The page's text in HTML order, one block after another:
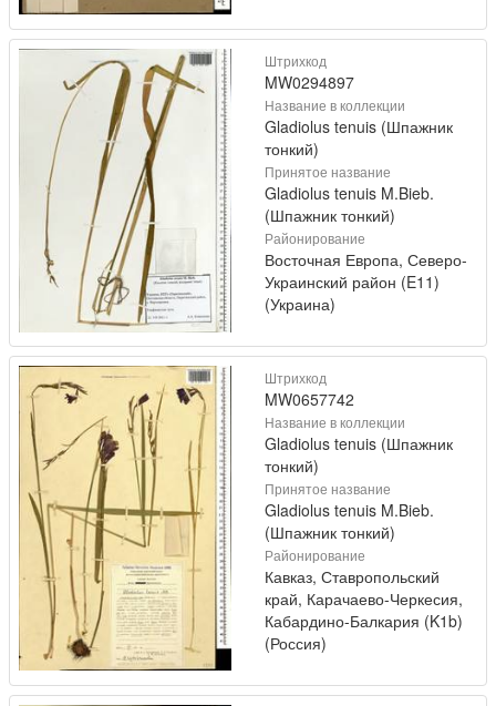
Штрихкод
MW0294897
Название в коллекции
Gladiolus tenuis (Шпажник
тонкий)
Принятое название
Gladiolus tenuis M.Bieb.
(Шпажник тонкий)
Районирование
Восточная Европа, Северо-
Украинский район (E11)
(Украина)
Штрихкод
MW0657742
Название в коллекции
Gladiolus tenuis (Шпажник
тонкий)
Принятое название
Gladiolus tenuis M.Bieb.
(Шпажник тонкий)
Районирование
Кавказ, Ставропольский
край, Карачаево-Черкесия,
Кабардино-Балкария (K1b)
(Россия)